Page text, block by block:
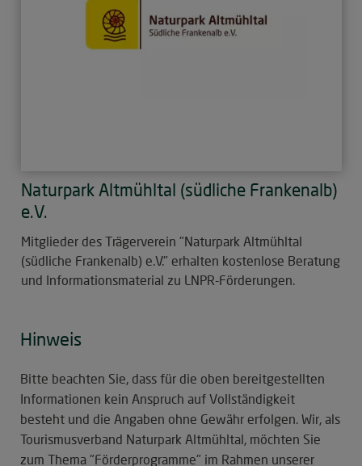
Naturpark Altmühltal (südliche Frankenalb)
e.V.
Mitglieder des Trägerverein "Naturpark Altmühltal
(südliche Frankenalb) e.V." erhalten kostenlose Beratung
und Informationsmaterial zu LNPR-Förderungen.
Hinweis
Bitte beachten Sie, dass für die oben bereitgestellten
Informationen kein Anspruch auf Vollständigkeit
besteht und die Angaben ohne Gewähr erfolgen. Wir, als
Tourismusverband Naturpark Altmühltal, möchten Sie
zum Thema "Förderprogramme" im Rahmen unserer